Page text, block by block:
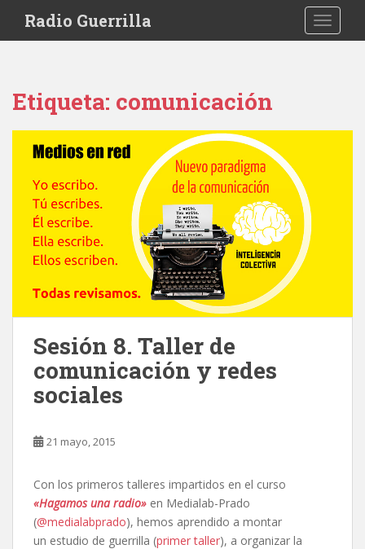
i
Radio Guerrilla
Etiqueta: comunicación
Sesión 8. Taller de
comunicación y redes
sociales
21 mayo, 2015
Con los primeros talleres impartidos en el curso
«Hagamos una radio» en Medialab-Prado
(@medialabprado), hemos aprendido a montar
un estudio de guerrilla (primer taller), a organizar la